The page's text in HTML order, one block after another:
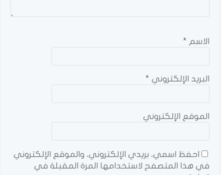
الاسم *
البريد الإلكتروني *
الموقع الإلكتروني
احفظ اسمي، بريدي الإلكتروني، والموقع الإلكتروني
في هذا المتصفح لاستخدامها المرة المقبلة في